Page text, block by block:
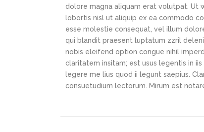
dolore magna aliquam erat volutpat. Ut
lobortis nisl ut aliquip ex ea commodo
esse molestie consequat, vel illum
qui blandit praesent luptatum zzril
nobis eleifend option congue nihil
claritatem insitam; est usus legentis in
legere me lius quod ii legunt saepius.
consuetudium lectorum. Mirum est